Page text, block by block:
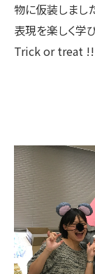
物に仮装しまし
表現を楽しく学
Trick or treat !!